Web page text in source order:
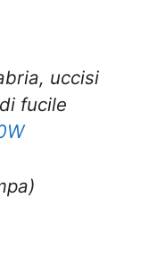
fucile